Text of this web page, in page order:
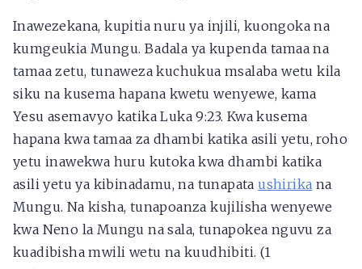
Inawezekana, kupitia nuru ya injili, kuongoka na
kumgeukia Mungu. Badala ya kupenda tamaa na
tamaa zetu, tunaweza kuchukua msalaba wetu kila
siku na kusema hapana kwetu wenyewe, kama
Yesu asemavyo katika Luka 9:23. Kwa kusema
hapana kwa tamaa za dhambi katika asili yetu, roho
yetu inawekwa huru kutoka kwa dhambi katika
asili yetu ya kibinadamu, na tunapataushirika na
Mungu. Na kisha, tunapoanza kujilisha wenyewe
kwa Neno la Mungu na sala, tunapokea nguvu za
kuadibisha mwili wetu na kuudhibiti. (1